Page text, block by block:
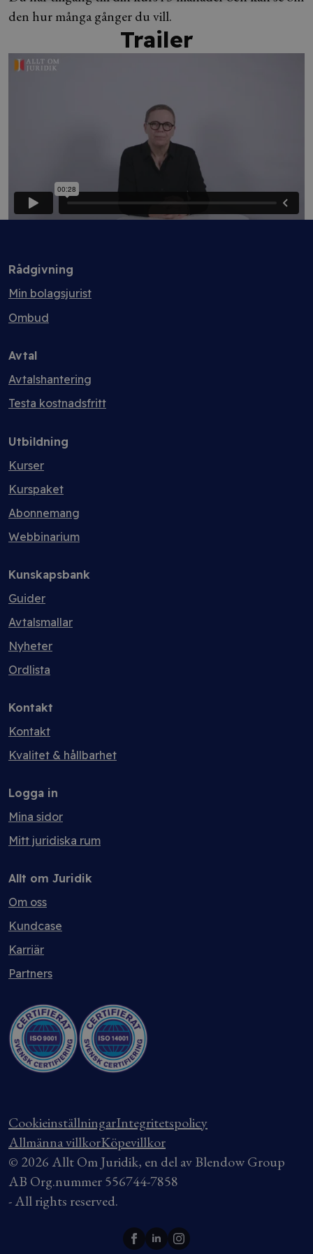
den hur många gånger du vill.
Trailer
Rådgivning
Min bolagsjurist
Ombud
Avtal
Avtalshantering
Testa kostnadsfritt
Utbildning
Kurser
Kurspaket
Abonnemang
Webbinarium
Kunskapsbank
Guider
Avtalsmallar
Nyheter
Ordlista
Kontakt
Kontakt
Kvalitet & hållbarhet
Logga in
Mina sidor
Mitt juridiska rum
Allt om Juridik
Om oss
Kundcase
Karriär
Partners
CookieinställningarIntegritetspolicy
Allmänna villkorKöpevillkor
© 2026 Allt Om Juridik, en del av Blendow Group
AB Org.nummer 556744-7858
- All rights reserved.